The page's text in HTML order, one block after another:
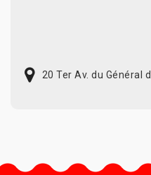
20 Ter Av. du Général